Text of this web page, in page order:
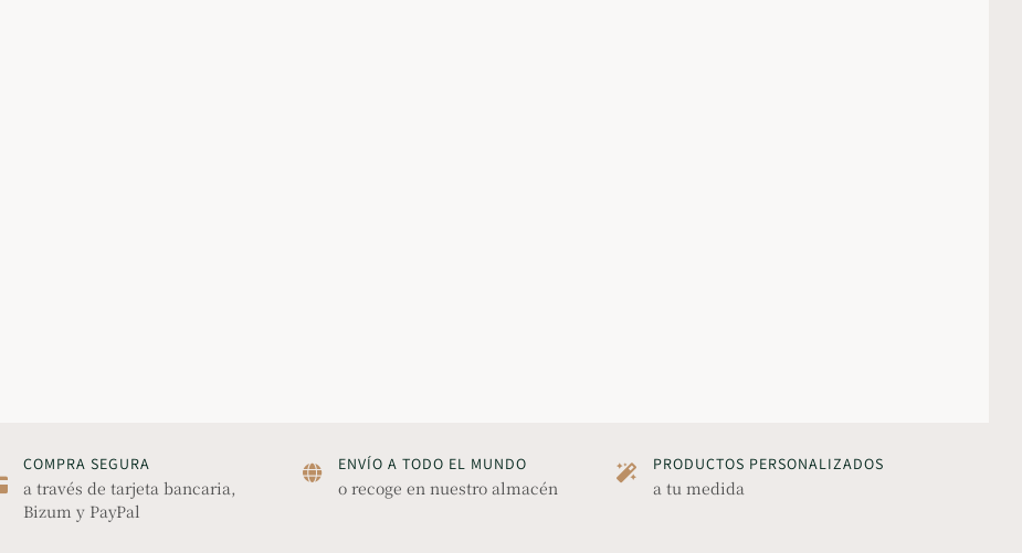
COMPRA SEGURA
a través de tarjeta bancaria,
Bizum y PayPal
ENVÍO A TODO EL MUNDO
o recoge en nuestro almacén
PRODUCTOS PERSONALIZADOS
a tu medida